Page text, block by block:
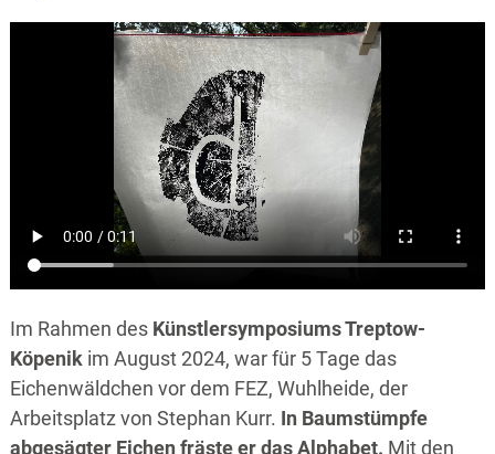
Im Rahmen des Künstlersymposiums Treptow-
Köpenikim August 2024, war für 5 Tage das
Eichenwäldchen vor dem FEZ, Wuhlheide, der
Arbeitsplatz von Stephan Kurr. In Baumstümpfe
abgesägter Eichen fräste er das Alphabet. Mit den